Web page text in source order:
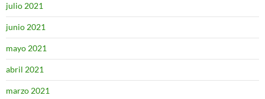
julio 2021
junio 2021
mayo 2021
abril 2021
marzo 2021